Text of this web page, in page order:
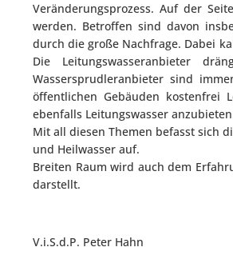
Veränderungsprozess. Auf der
werden. Betroffen sind davon
durch die große Nachfrage. Dabei
Die Leitungswasseranbieter
Wassersprudleranbieter sind
öffentlichen Gebäuden kostenfrei
ebenfalls Leitungswasser
Mit all diesen Themen befasst sich
und Heilwasser auf.
Breiten Raum wird auch dem
darstellt.
V.i.S.d.P. Peter Hahn